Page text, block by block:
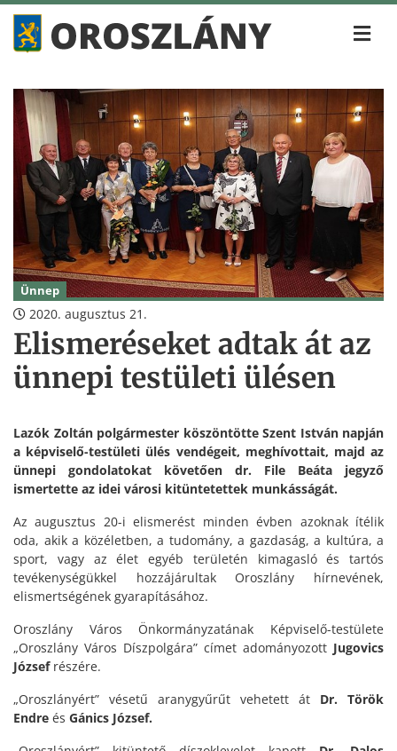
Ünnep
2020. augusztus 21.
Elismeréseket adtak át az
ünnepi testületi ülésen
Lazók Zoltán polgármester köszöntötte Szent István napján
a képviselő-testületi ülés vendégeit, meghívottait, majd az
ünnepi gondolatokat követően dr. File Beáta jegyző
ismertette az idei városi kitüntetettek munkásságát.
Az augusztus 20-i elismerést minden évben azoknak ítélik
oda, akik a közéletben, a tudomány, a gazdaság, a kultúra, a
sport, vagy az élet egyéb területén kimagasló és tartós
tevékenységükkel hozzájárultak Oroszlány hírnevének,
elismertségének gyarapításához.
Oroszlány Város Önkormányzatának Képviselő-testülete
„Oroszlány Város Díszpolgára” címet adományozott Jugovics
Józsefrészére.
„Oroszlányért” vésetű aranygyűrűt vehetett át Dr. Török
Endre és Gánics József.